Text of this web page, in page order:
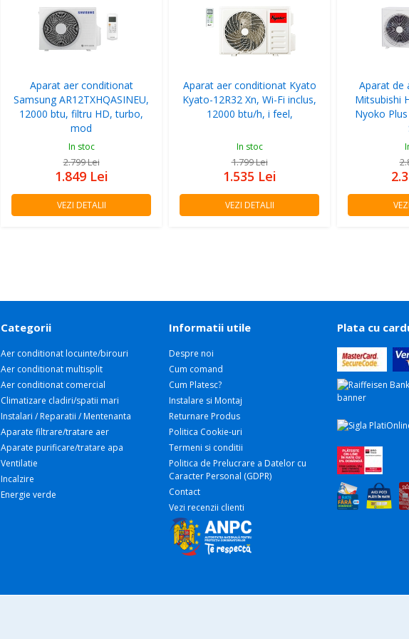
Aparat aer conditionat
Samsung AR12TXHQASINEU,
12000 btu, filtru HD, turbo,
mod
In stoc
2.799Lei
1.849 Lei
VEZI DETALII
Aparat aer conditionat Kyato
Kyato-12R32 Xn, Wi-Fi inclus,
12000 btu/h, i feel,
In stoc
1.799Lei
1.535 Lei
VEZI DETALII
Aparat de
Mitsubishi
Nyoko Plus
Categorii
Aer conditionat locuinte/birouri
Aer conditionat multisplit
Aer conditionat comercial
Climatizare cladiri/spatii mari
Instalari / Reparatii / Mentenanta
Aparate filtrare/tratare aer
Aparate purificare/tratare apa
Ventilatie
Incalzire
Energie verde
Informatii utile
Despre noi
Cum comand
Cum Platesc?
Instalare si Montaj
Returnare Produs
Politica Cookie-uri
Termeni si conditii
Politica de Prelucrare a Datelor cu
Caracter Personal (GDPR)
Contact
Vezi recenzii clienti
Plata cu